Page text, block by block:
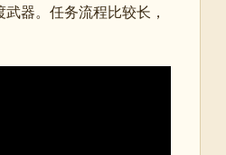
器。任务流程比较长，